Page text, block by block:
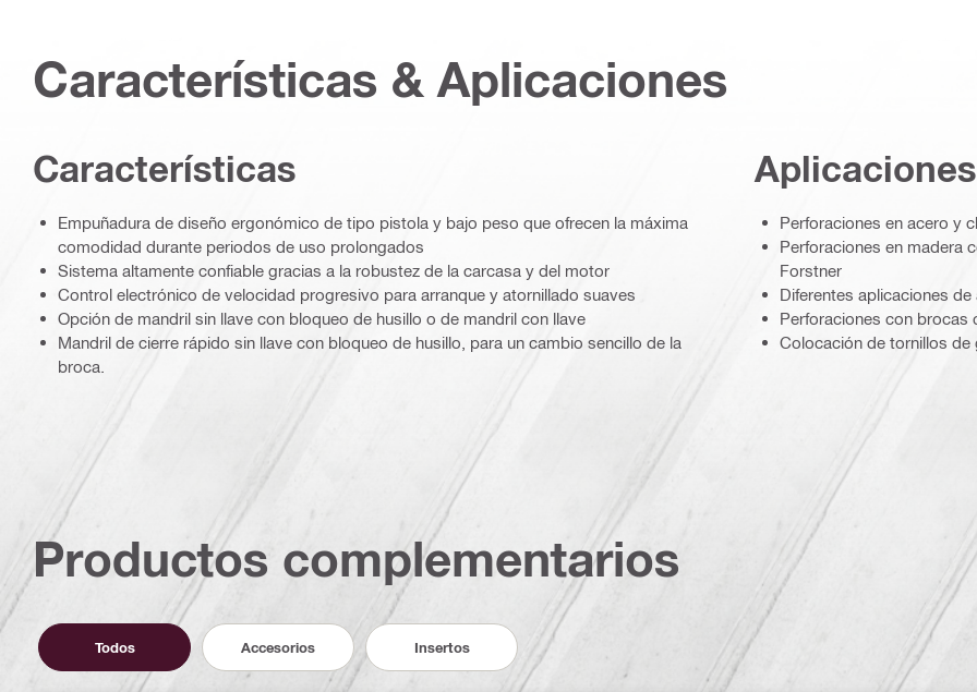
Características & Aplicaciones
Características
Empuñadura de diseño ergonómico de tipo pistola y bajo peso que ofrecen la máxima
comodidad durante periodos de uso prolongados
Sistema altamente confiable gracias a la robustez de la carcasa y del motor
Control electrónico de velocidad progresivo para arranque y atornillado suaves
Opción de mandril sin llave con bloqueo de husillo o de mandril con llave
Mandril de cierre rápido sin llave con bloqueo de husillo, para un cambio sencillo de la
broca.
Aplicaciones
Perforaciones en acero y
Perforaciones en madera
Forstner
Diferentes aplicaciones de
Perforaciones con brocas
Colocación de tornillos de
Productos complementarios
Todos Accesorios Insertos